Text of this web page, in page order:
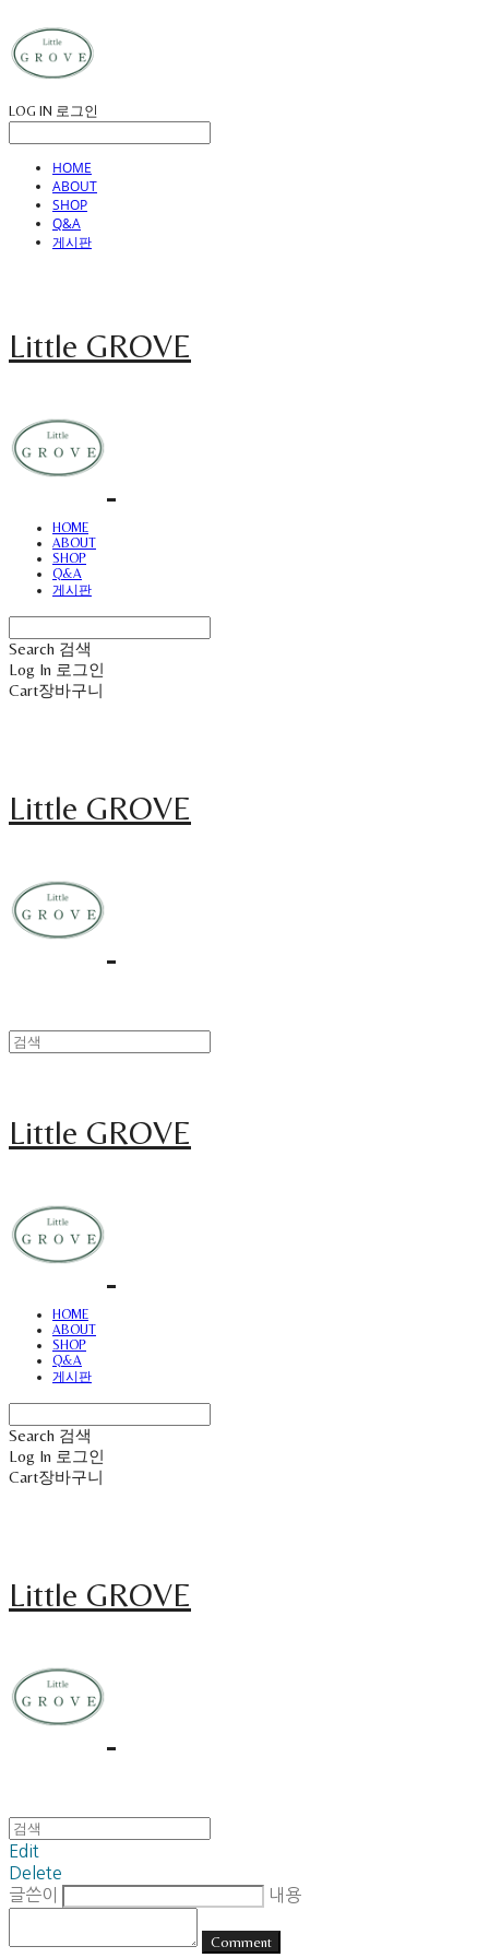
LOG IN 로그인
HOME
ABOUT
SHOP
Q&A
게시판
Little GROVE
HOME
ABOUT
SHOP
Q&A
게시판
Search 검색
Log In 로그인
Cart장바구니
Little GROVE
Little GROVE
HOME
ABOUT
SHOP
Q&A
게시판
Search 검색
Log In 로그인
Cart장바구니
Little GROVE
Edit
Delete
글쓴이
내용
Comment